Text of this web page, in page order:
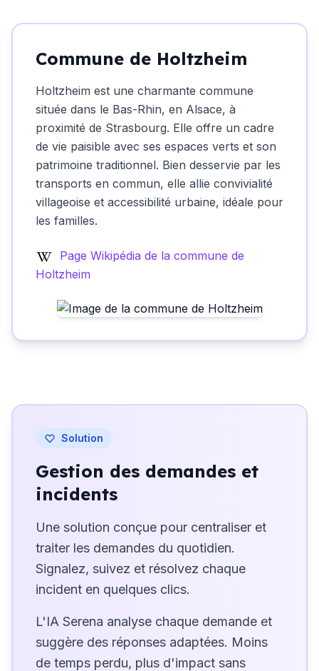
Commune de Holtzheim
Holtzheim est une charmante commune
située dans le Bas-Rhin, en Alsace, à
proximité de Strasbourg. Elle offre un cadre
de vie paisible avec ses espaces verts et son
patrimoine traditionnel. Bien desservie par les
transports en commun, elle allie convivialité
villageoise et accessibilité urbaine, idéale pour
les familles.
Page Wikipédia de la commune de
Holtzheim
Solution
Gestion des demandes et
incidents
Une solution conçue pour centraliser et
traiter les demandes du quotidien.
Signalez, suivez et résolvez chaque
incident en quelques clics.
L'IA Serena analyse chaque demande et
suggère des réponses adaptées. Moins
de temps perdu, plus d'impact sans